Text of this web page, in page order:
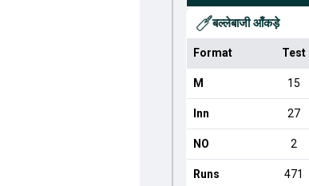
बल्लेबाजी आँकड़े
Format Test
M 15
Inn 27
NO 2
Runs 471